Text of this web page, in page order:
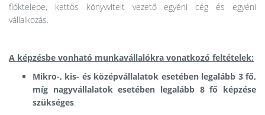
fióktelepe, kettős könyvvitelt vezető egyéni cég és egyéni
vállalkozás.
A képzésbe vonható munkavállalókra vonatkozó feltételek:
Mikro-, kis- és középvállalatok esetében legalább 3 fő,
míg nagyvállalatok esetében legalább 8 fő képzése
szükséges.